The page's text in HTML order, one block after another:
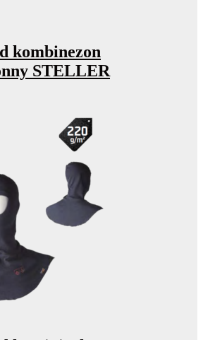
kombinezon
STELLER